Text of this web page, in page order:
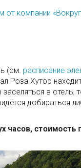
от компании
(см. расписание
Роза Хутор
в отель,
добираться
часов, стоимость